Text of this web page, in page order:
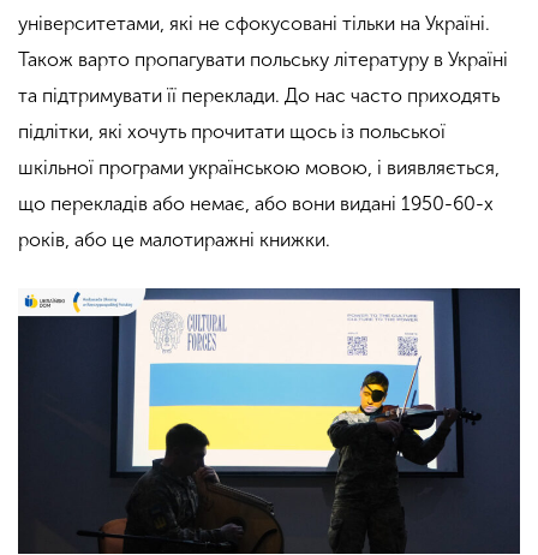
університетами, які не сфокусовані тільки на Україні.
Також варто пропагувати польську літературу в Україні
та підтримувати її переклади. До нас часто приходять
підлітки, які хочуть прочитати щось із польської
шкільної програми українською мовою, і виявляється,
що перекладів або немає, або вони видані 1950-60-х
років, або це малотиражні книжки.